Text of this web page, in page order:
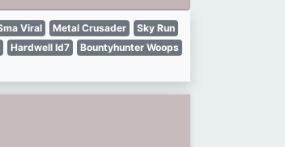
Viral Metal Crusader
Sky Run
Hardwell Id7
Bountyhunter Woops